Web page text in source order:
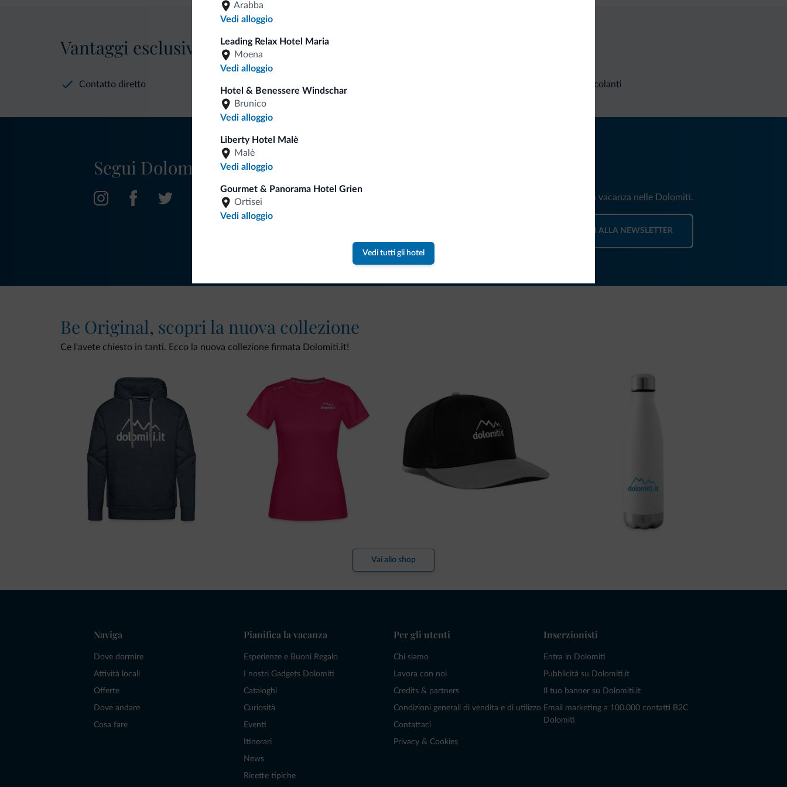
Arabba
Vedi alloggio
Leading Relax Hotel Maria
Moena
Vedi alloggio
Hotel & Benessere Windschar
Brunico
Vedi alloggio
Liberty Hotel Malè
Malè
Vedi alloggio
Gourmet & Panorama Hotel Grien
Ortisei
Vedi alloggio
Vedi tutti gli hotel
Vantaggi esclusivi Dolomiti.it
Contatto diretto Richieste non vincolanti
Segui Dolomiti.it
Riceverai informazioni, offerte esclusive e news per la tua vacanza nelle Dolomiti.
ISCRIVITI ALLA NEWSLETTER
Be Original, scopri la nuova collezione
Ce l'avete chiesto in tanti. Ecco la nuova collezione firmata Dolomiti.it!
Vai allo shop
Naviga
Dove dormire
Attività locali
Offerte
Dove andare
Cosa fare
Pianifica la vacanza
Esperienze e Buoni Regalo
I nostri Gadgets Dolomiti
Cataloghi
Curiosità
Eventi
Itinerari
News
Ricette tipiche
Per gli utenti
Chi siamo
Lavora con noi
Credits & partners
Condizioni generali di vendita e di utilizzo
Contattaci
Privacy & Cookies
Inserzionisti
Entra in Dolomiti
Pubblicità su Dolomiti.it
Il tuo banner su Dolomiti.it
Email marketing a 100.000 contatti B2C
Dolomiti